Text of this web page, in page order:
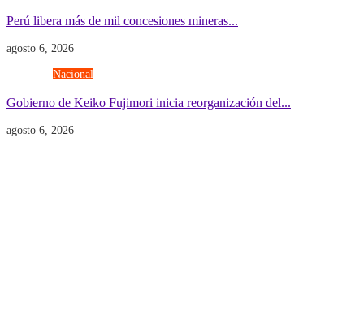
Perú libera más de mil concesiones mineras...
agosto 6, 2026
Nacional
Gobierno de Keiko Fujimori inicia reorganización del...
agosto 6, 2026